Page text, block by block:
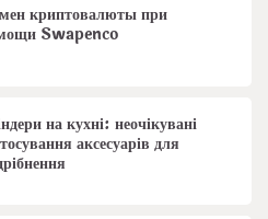
криптовалюты при
Swapenco
на кухні: неочікувані
аксесуарів для